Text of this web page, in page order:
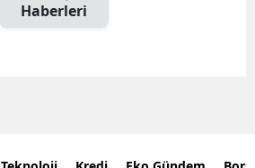
Haberleri